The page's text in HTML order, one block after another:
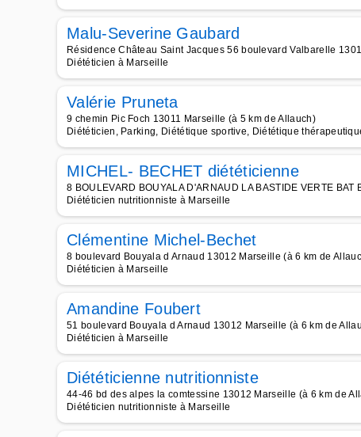
Malu-Severine Gaubard
Résidence Château Saint Jacques 56 boulevard Valbarelle
Diététicien à Marseille
Valérie Pruneta
9 chemin Pic Foch 13011 Marseille (à 5 km de Allauch)
Diététicien, Parking, Diététique sportive, Diététique
MICHEL- BECHET diététicienne
8 BOULEVARD BOUYALA D'ARNAUD LA BASTIDE VERTE
Diététicien nutritionniste à Marseille
Clémentine Michel-Bechet
8 boulevard Bouyala d Arnaud 13012 Marseille (à 6 km de
Diététicien à Marseille
Amandine Foubert
51 boulevard Bouyala d Arnaud 13012 Marseille (à 6 km de
Diététicien à Marseille
Diététicienne nutritionniste
44-46 bd des alpes la comtessine 13012 Marseille (à 6 km de
Diététicien nutritionniste à Marseille